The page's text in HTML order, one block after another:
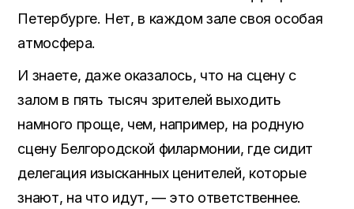
Петербурге. Нет, в каждом зале своя особая
атмосфера.
И знаете, даже оказалось, что на сцену с
залом в пять тысяч зрителей выходить
намного проще, чем, например, на родную
сцену Белгородской филармонии, где сидит
делегация изысканных ценителей, которые
знают, на что идут, — это ответственнее.